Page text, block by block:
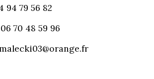
94 79 56 82
70 48 59 96